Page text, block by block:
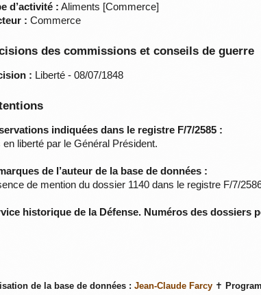
d’activité : Aliments [Commerce]
: Commerce
des commissions et conseils de guerre
: Liberté - 08/07/1848
indiquées dans le registre F/7/2585 :
en liberté par le Général Président.
de l’auteur de la base de données :
de mention du dossier 1140 dans le registre F/7/
historique de la Défense. Numéros des dossiers
de la base de données : Jean-Claude Farcy✝